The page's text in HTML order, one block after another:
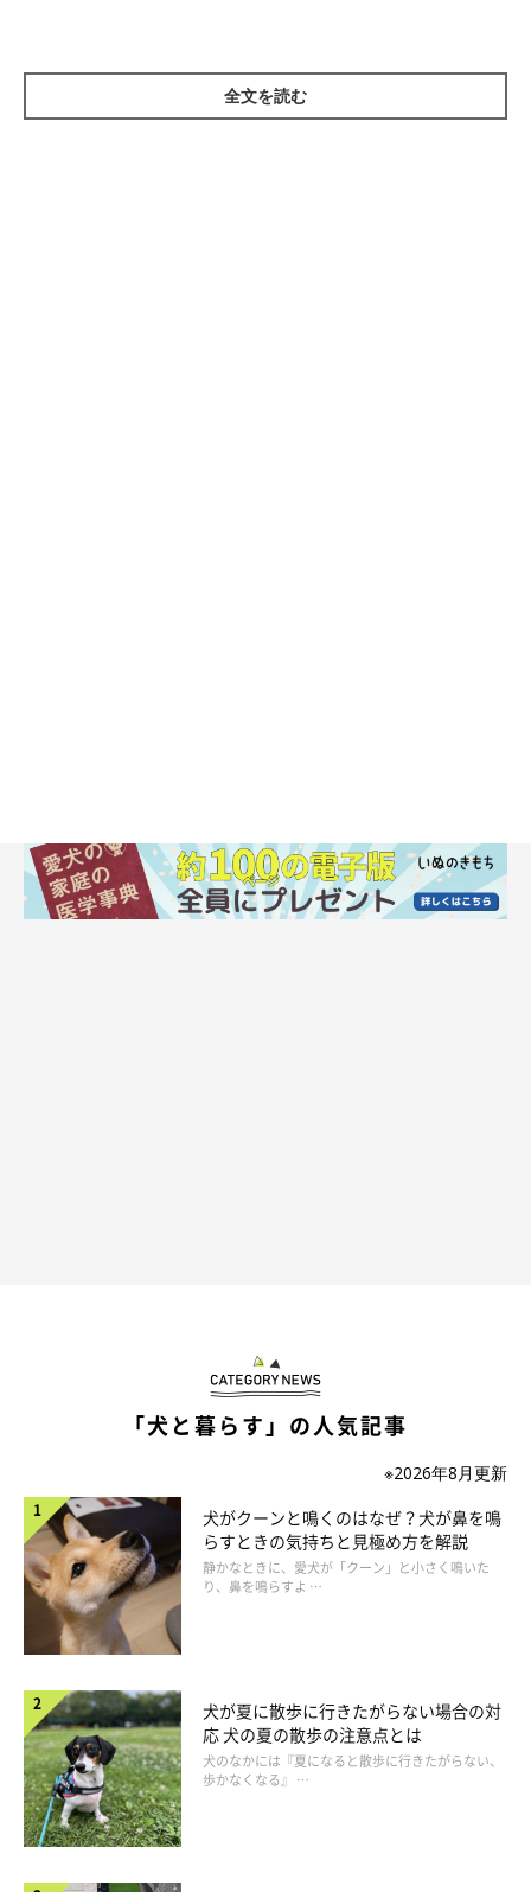
複雑な動きができるのです。
関節が傷むとどうなる？
がさまざまな原因で摩耗・変形し、炎症を起こすこと。
関節炎の原因となる疾患を早期に発見し、適切な治療を行うこと
関節炎のリスクを高める主な原因
・遺伝的・先天性の要因
・ケガや脱臼
・足腰への過度な負担
・肥満
全文を読む
「犬と暮らす」の人気記事
※2026年8月更新
犬がクーンと鳴くのはなぜ？犬が鼻を鳴
らすときの気持ちと見極め方を解説
静かなときに、愛犬が「クーン」と小さく鳴いた
り、鼻を鳴らすよ …
犬が夏に散歩に行きたがらない場合の対
応 犬の夏の散歩の注意点とは
犬のなかには『夏になると散歩に行きたがらない、
歩かなくなる』 …